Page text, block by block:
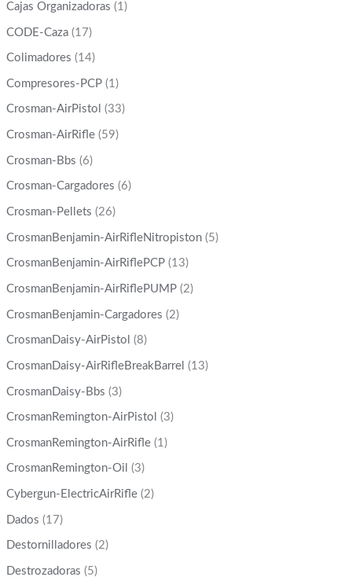
Cajas Organizadoras (1)
CODE-Caza (17)
Colimadores (14)
Compresores-PCP (1)
Crosman-AirPistol (33)
Crosman-AirRifle (59)
Crosman-Bbs (6)
Crosman-Cargadores (6)
Crosman-Pellets (26)
CrosmanBenjamin-AirRifleNitropiston (5)
CrosmanBenjamin-AirRiflePCP (13)
CrosmanBenjamin-AirRiflePUMP (2)
CrosmanBenjamin-Cargadores (2)
CrosmanDaisy-AirPistol (8)
CrosmanDaisy-AirRifleBreakBarrel (13)
CrosmanDaisy-Bbs (3)
CrosmanRemington-AirPistol (3)
CrosmanRemington-AirRifle (1)
CrosmanRemington-Oil (3)
Cybergun-ElectricAirRifle (2)
Dados (17)
Destornilladores (2)
Destrozadoras (5)